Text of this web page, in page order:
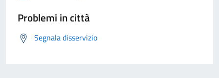
Problemi in città
Segnala disservizio